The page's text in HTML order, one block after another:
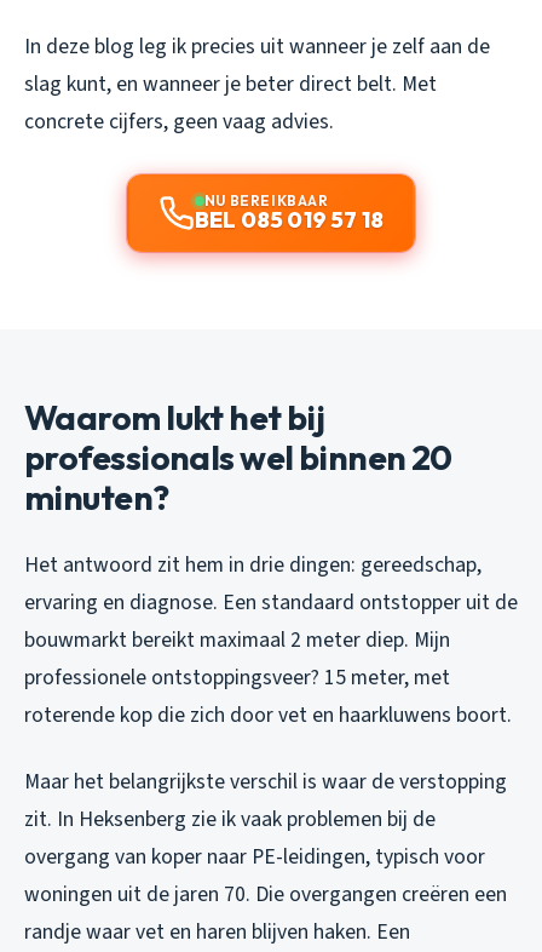
In deze blog leg ik precies uit wanneer je zelf aan de
slag kunt, en wanneer je beter direct belt. Met
concrete cijfers, geen vaag advies.
NU BEREIKBAAR
BEL 085 019 57 18
Waarom lukt het bij
professionals wel binnen 20
minuten?
Het antwoord zit hem in drie dingen: gereedschap,
ervaring en diagnose. Een standaard ontstopper uit de
bouwmarkt bereikt maximaal 2 meter diep. Mijn
professionele ontstoppingsveer? 15 meter, met
roterende kop die zich door vet en haarkluwens boort.
Maar het belangrijkste verschil is waar de verstopping
zit. In Heksenberg zie ik vaak problemen bij de
overgang van koper naar PE-leidingen, typisch voor
woningen uit de jaren 70. Die overgangen creëren een
randje waar vet en haren blijven haken. Een